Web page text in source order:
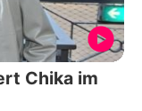
Chika im